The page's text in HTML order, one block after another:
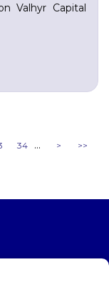
Valhyr Capital
34 ... > >>